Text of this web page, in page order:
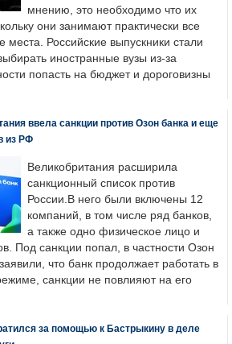
мнению, это необходимо что их
они занимают практически все
места. Российские выпускники стали
иностранные вузы из-за
попасть на бюджет и дороговизны
ввела санкции против Озон банка и еще
из РФ
Великобритания расширила
санкционный список против
России.В него были включены 12
компаний, в том числе ряд банков,
а также одно физическое лицо и
Под санкции попал, в частности Озон
что банк продолжает работать в
санкции не повлияют на его
за помощью к Бастрыкину в деле